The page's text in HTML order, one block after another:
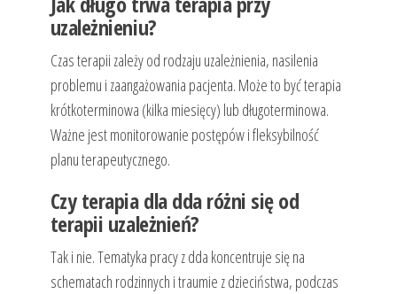
uzależnieniu?
Czas terapii zależy od rodzaju uzależnienia, nasilenia
problemu i zaangażowania pacjenta. Może to być terapia
krótkoterminowa (kilka miesięcy) lub długoterminowa.
Ważne jest monitorowanie postępów i fleksybilność
planu terapeutycznego.
Czy terapia dla dda różni się od
terapii uzależnień?
Tak i nie. Tematyka pracy z dda koncentruje się na
schematach rodzinnych i traumie z dzieciństwa, podczas